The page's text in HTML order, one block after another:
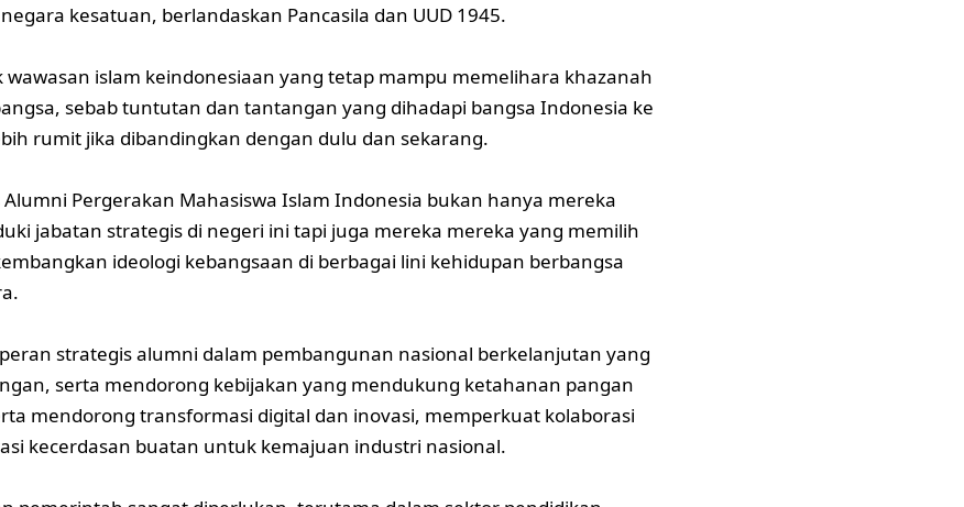
kesatuan, berlandaskan Pancasila dan UUD 1945.
wawasan islam keindonesiaan yang tetap mampu memelihara khazanah
sebab tuntutan dan tantangan yang dihadapi bangsa Indonesia ke
rumit jika dibandingkan dengan dulu dan sekarang.
Alumni Pergerakan Mahasiswa Islam Indonesia bukan hanya mereka
jabatan strategis di negeri ini tapi juga mereka mereka yang memilih
ideologi kebangsaan di berbagai lini kehidupan berbangsa
strategis alumni dalam pembangunan nasional berkelanjutan yang
serta mendorong kebijakan yang mendukung ketahanan pangan
mendorong transformasi digital dan inovasi, memperkuat kolaborasi
kecerdasan buatan untuk kemajuan industri nasional.